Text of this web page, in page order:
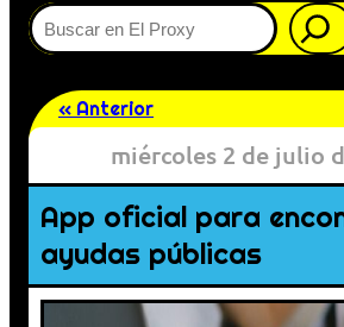
Buscar
« Anterior
miércoles 2 de julio
App oficial para
ayudas públicas